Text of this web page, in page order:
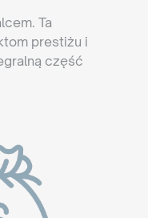
Ta
prestiżu i
część